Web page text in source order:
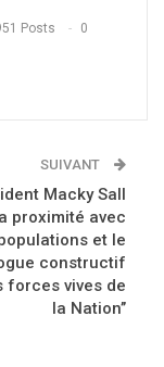
Posts 0
SUIVANT
Macky Sall
proximité avec
et le
constructif
forces vives de
la Nation’’